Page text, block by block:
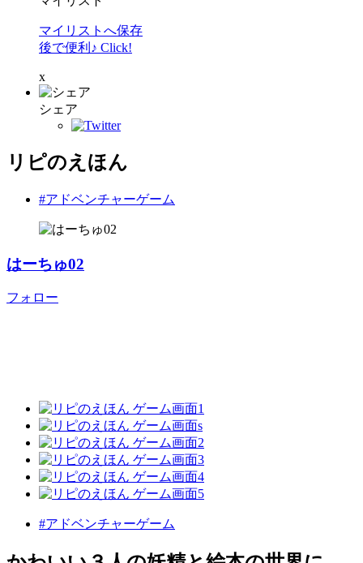
マイリストへ保存
後で便利♪ Click!
x
シェア
リピのえほん
#アドベンチャーゲーム
はーちゅ02
フォロー
#アドベンチャーゲーム